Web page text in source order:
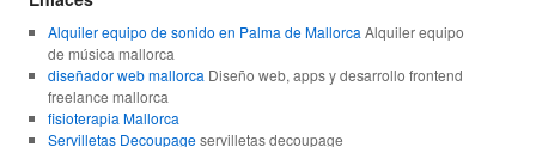
Alquiler equipo de sonido en Palma de Mallorca Alquiler equipo
de música mallorca
diseñador web mallorca Diseño web, apps y desarrollo frontend
freelance mallorca
fisioterapia Mallorca
Servilletas Decoupageservilletas decoupage